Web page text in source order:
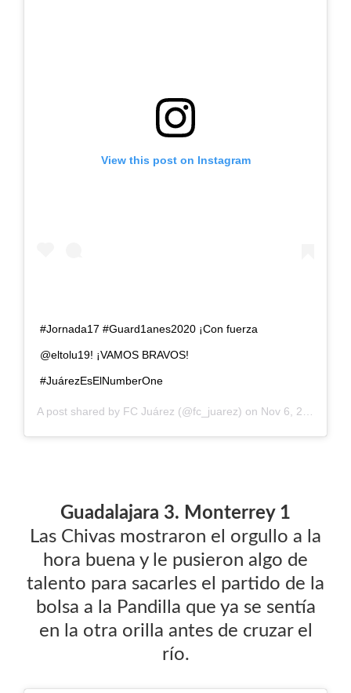
View this post on Instagram
#Jornada17 #Guard1anes2020 ¡Con fuerza
@eltolu19! ¡VAMOS BRAVOS!
#JuárezEsElNumberOne
A post shared by FC Juárez (@fc_juarez) on Nov 6, 2020 at 8:53pm PST
Guadalajara 3. Monterrey 1
Las Chivas mostraron el orgullo a la
hora buena y le pusieron algo de
talento para sacarles el partido de la
bolsa a la Pandilla que ya se sentía
en la otra orilla antes de cruzar el
río.